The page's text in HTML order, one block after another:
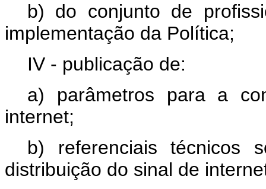
b) do conjunto de
implementação da Política;
IV - publicação de:
a) parâmetros para a
internet;
b) referenciais técnicos
distribuição do sinal de